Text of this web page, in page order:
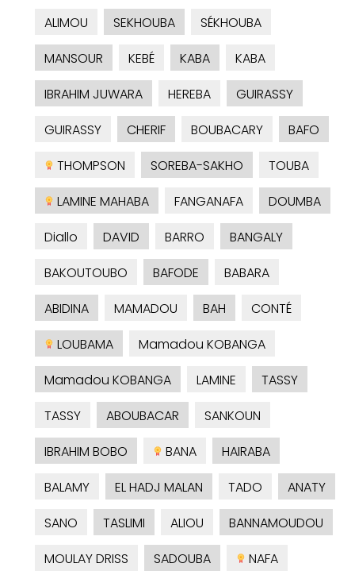
ALIMOU
SEKHOUBA
SÉKHOUBA
MANSOUR
KEBÉ KABA
KABA
IBRAHIM JUWARA
HEREBA
GUIRASSY
GUIRASSY
CHERIF BOUBACARY
BAFO
THOMPSON
SOREBA-SAKHO
TOUBA
LAMINE MAHABA
FANGANAFA
DOUMBA
Diallo
DAVID BARRO
BANGALY
BAKOUTOUBO
BAFODE
BABARA
ABIDINA
MAMADOU BAH
CONTÉ
LOUBAMA
Mamadou KOBANGA
Mamadou KOBANGA
LAMINE
TASSY
TASSY
ABOUBACAR
SANKOUN
IBRAHIM BOBO
BANA
HAIRABA
BALAMY
EL HADJ MALAN TADO
ANATY
SANO
TASLIMI ALIOU
BANNAMOUDOU
MOULAY DRISS
SADOUBA
NAFA